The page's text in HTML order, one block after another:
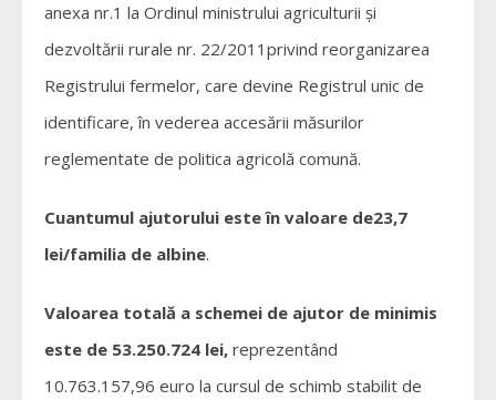
anexa nr.1 la Ordinul ministrului agriculturii și
dezvoltării rurale nr. 22/2011privind reorganizarea
Registrului fermelor, care devine Registrul unic de
identificare, în vederea accesării măsurilor
reglementate de politica agricolă comună.
Cuantumul ajutorului este în valoare de23,7
lei/familia de albine.
Valoarea totală a schemei de ajutor de minimis
este de 53.250.724 lei, reprezentând
10.763.157,96 euro la cursul de schimb stabilit de